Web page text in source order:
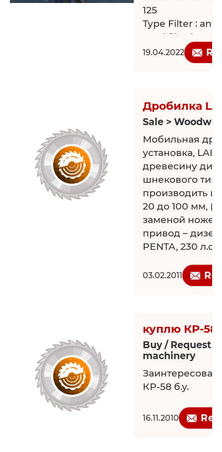
125
Type Filter :
Total filtering
Cleaning of
wash, with
motorised
motorised
Upper parapet ,
19.04.2022
Дробилка
Sale >
Мобильная
установка,
древесину
шнекового
производить
20 до 100 мм,
заменой
привод –
PENTA, 230
заточки,
40 м3
03.02.2011
куплю КР-58
Buy / Request
machinery
КР-58 б.у.
16.11.2010